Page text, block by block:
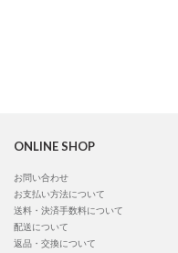
ONLINE SHOP
お問い合わせ
お支払い方法について
送料・決済手数料について
配送について
返品・交換について